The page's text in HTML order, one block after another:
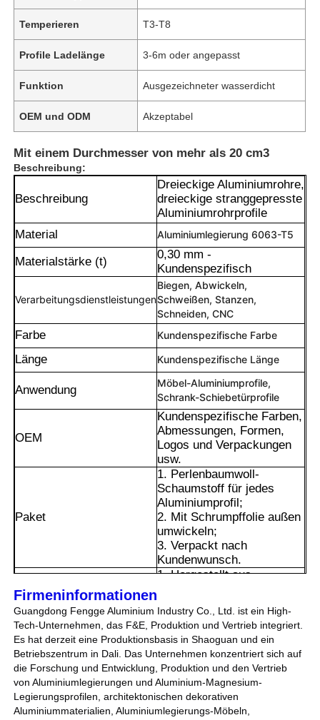
Heim
Produkte
Über uns
Temperieren T3-T8
Profile Ladelänge 3-6m oder angepasst
Funktion Ausgezeichneter wasserdicht
OEM und ODM Akzeptabel
Mit einem Durchmesser von mehr als 20 cm3
Beschreibung:
Beschreibung
Dreieckige Aluminiumrohre,
dreieckige stranggepresste
Aluminiumrohrprofile
Material
Aluminiumlegierung 6063-T5
Materialstärke (t)
0,30 mm -
Kundenspezifisch
Verarbeitungsdienstleistungen
Biegen, Abwickeln,
Schweißen, Stanzen,
Schneiden, CNC
Farbe Kundenspezifische Farbe
Länge Kundenspezifische Länge
Anwendung
Möbel-Aluminiumprofile,
Schrank-Schiebetürprofile
OEM
Kundenspezifische Farben,
Abmessungen, Formen,
Logos und Verpackungen
usw.
Paket
1. Perlenbaumwoll-
Schaumstoff für jedes
Aluminiumprofil;
2. Mit Schrumpffolie außen
umwickeln;
3. Verpackt nach
Kundenwunsch.
Vorteile
1. Hergestellt aus
leicht und dennoch sehr
hart, verformungsbeständig
und nicht anfällig für
Korrosion.
2. Die Oberfläche kann auf
verschiedene Weise
behandelt werden, und das
Erscheinungsbild ist
Firmeninformationen
Guangdong Fengge Aluminium Industry Co., Ltd. ist ein High-
Tech-Unternehmen, das F&E, Produktion und Vertrieb integriert.
Es hat derzeit eine Produktionsbasis in Shaoguan und ein
Betriebszentrum in Dali. Das Unternehmen konzentriert sich auf
die Forschung und Entwicklung, Produktion und den Vertrieb
von Aluminiumlegierungen und Aluminium-Magnesium-
Legierungsprofilen, architektonischen dekorativen
Aluminiummaterialien, Aluminiumlegierungs-Möbeln,